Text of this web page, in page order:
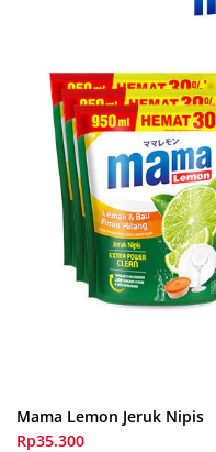
Mama Lemon Jeruk Nipis
Rp35.300